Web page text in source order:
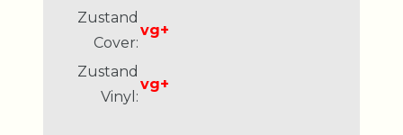
Zustand
Cover:
vg+
Zustand
Vinyl:
vg+